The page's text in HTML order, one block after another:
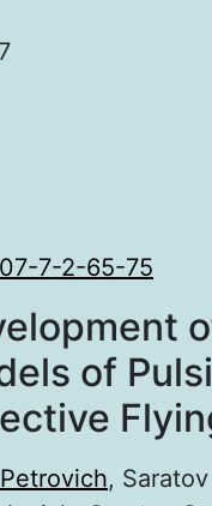
7-2-65-75
of
,